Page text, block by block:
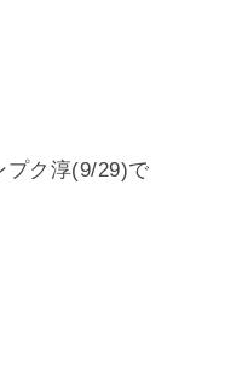
プク淳(9/29)で